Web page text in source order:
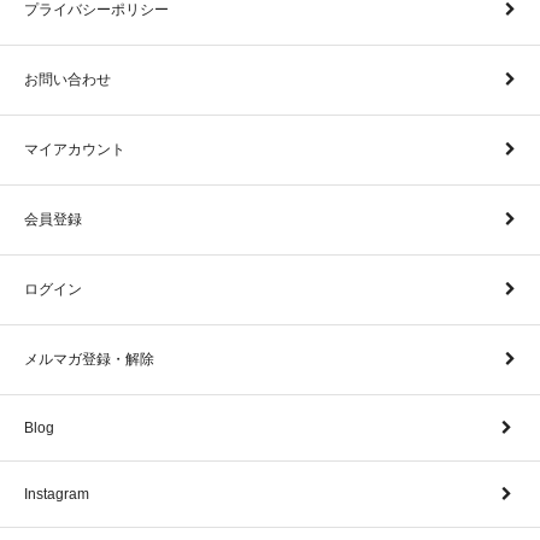
プライバシーポリシー
お問い合わせ
マイアカウント
会員登録
ログイン
メルマガ登録・解除
Blog
Instagram